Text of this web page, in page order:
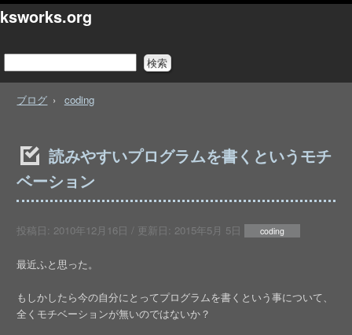
ksworks.org
ブログ coding
読みやすいプログラムを書くというモチ
ベーション
投稿日: 2010年12月16日 / 更新日: 2015年5月 5日 coding
最近ふと思った。
もしかしたら今の自分にとってプログラムを書くという事について、
全くモチベーションが無いのではないか？